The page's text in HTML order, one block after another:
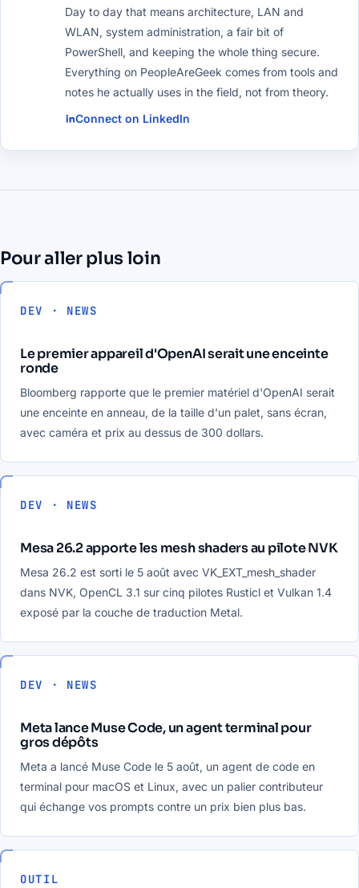
Day to day that means architecture, LAN and
WLAN, system administration, a fair bit of
PowerShell, and keeping the whole thing secure.
Everything on PeopleAreGeek comes from tools and
notes he actually uses in the field, not from theory.
Connect on LinkedIn
Pour aller plus loin
DEV · NEWS
Le premier appareil d'OpenAI serait une enceinte
ronde
Bloomberg rapporte que le premier matériel d'OpenAI serait
une enceinte en anneau, de la taille d'un palet, sans écran,
avec caméra et prix au dessus de 300 dollars.
DEV · NEWS
Mesa 26.2 apporte les mesh shaders au pilote NVK
Mesa 26.2 est sorti le 5 août avec VK_EXT_mesh_shader
dans NVK, OpenCL 3.1 sur cinq pilotes Rusticl et Vulkan 1.4
exposé par la couche de traduction Metal.
DEV · NEWS
Meta lance Muse Code, un agent terminal pour
gros dépôts
Meta a lancé Muse Code le 5 août, un agent de code en
terminal pour macOS et Linux, avec un palier contributeur
qui échange vos prompts contre un prix bien plus bas.
OUTIL